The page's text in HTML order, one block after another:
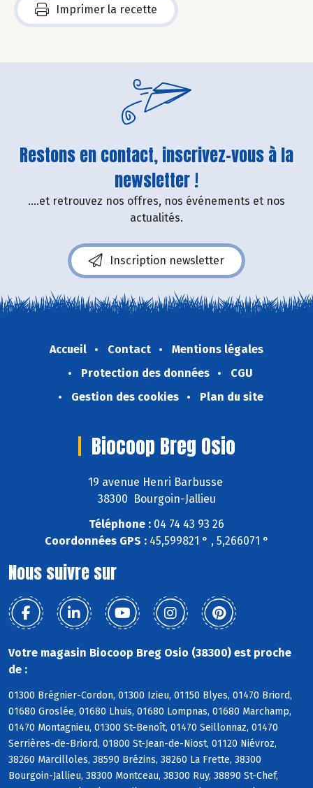
Imprimer la recette
Restons en contact, inscrivez-vous à la
newsletter !
....et retrouvez nos offres, nos événements et nos
actualités.
Inscription newsletter
Accueil Contact
Mentions légales
Protection des données
CGU
Gestion des cookies
Plan du site
Biocoop Breg Osio
19 avenue Henri Barbusse
38300 Bourgoin-Jallieu
Téléphone : 04 74 43 93 26
Coordonnées GPS :45,599821 ° , 5,266071 °
Nous suivre sur
Votre magasin Biocoop Breg Osio (38300) est proche
de :
01300 Brégnier-Cordon, 01300 Izieu, 01150 Blyes, 01470 Briord,
01680 Groslée, 01680 Lhuis, 01680 Lompnas, 01680 Marchamp,
01470 Montagnieu, 01300 St-Benoît, 01470 Seillonnaz, 01470
Serrières-de-Briord, 01800 St-Jean-de-Niost, 01120 Niévroz,
38260 Marcilloles, 38590 Brézins, 38260 La Frette, 38300
Bourgoin-Jallieu, 38300 Montceau, 38300 Ruy, 38890 St-Chef,